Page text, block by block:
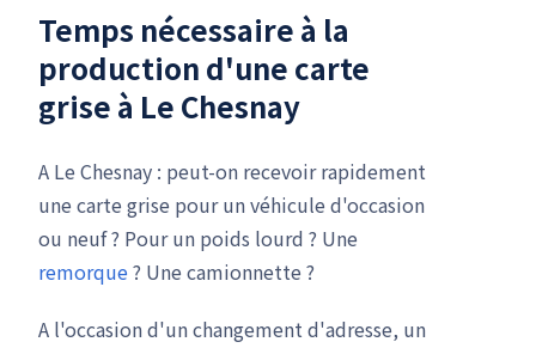
Temps nécessaire à la
production d'une carte
grise à Le Chesnay
A Le Chesnay : peut-on recevoir rapidement
une carte grise pour un véhicule d'occasion
ou neuf ? Pour un poids lourd ? Une
remorque? Une camionnette ?
A l'occasion d'un changement d'adresse, un